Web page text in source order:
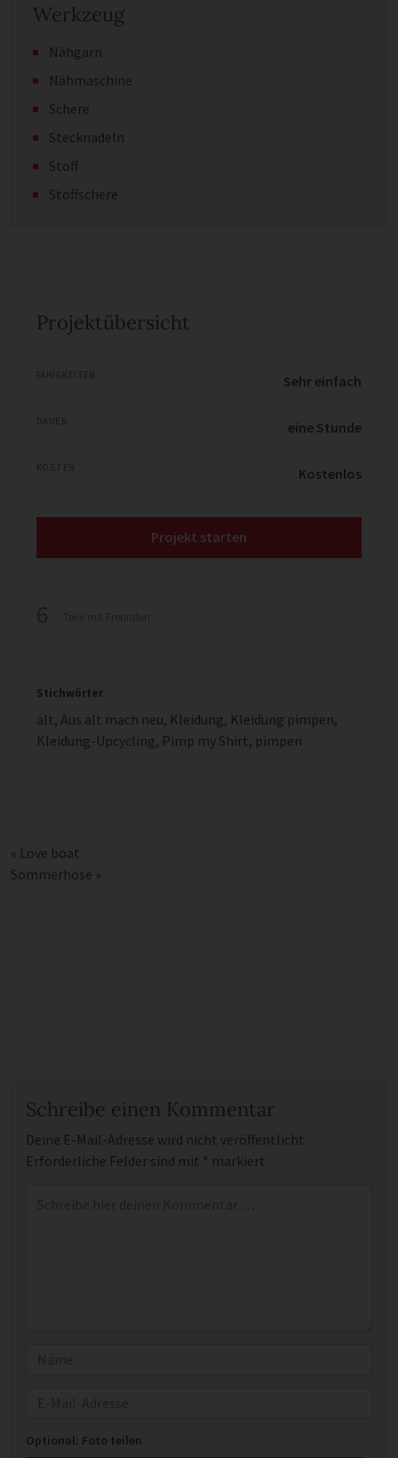
Werkzeug
Nähgarn
Nähmaschine
Schere
Stecknadeln
Stoff
Stoffschere
Projektübersicht
Sehr einfach
eine Stunde
Kostenlos
Projekt starten
Stichwörter
alt, Aus alt mach neu, Kleidung, Kleidung pimpen,
Kleidung-Upcycling, Pimp my Shirt, pimpen
« Love boat
Sommerhose »
Schreibe einen Kommentar
Deine E-Mail-Adresse wird nicht veröffentlicht.
Erforderliche Felder sind mit * markiert
Optional: Foto teilen